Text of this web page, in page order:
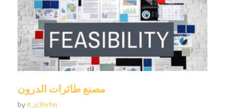
مصنع طائرات الدرون
byit_u3hrfm